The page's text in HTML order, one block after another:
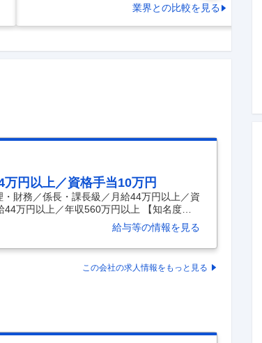
業界との比較を見る
円以上／資格手当10万円
財務／係長・課長級／月給44万円以上／資
万円以上／年収560万円以上 【知名度抜
働きやすさ◎】定着率94.9％／有給取得率
代次長活躍中！段階的に成長できます ★経
■定着率94.9％！安定環境で長く活躍 ボウ
外進出し 米国で経常利益1…
給与等の情報を見る
この会社の求人情報をもっと見る